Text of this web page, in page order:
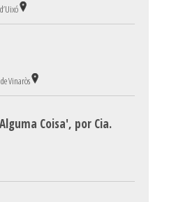
Vinaròs
Coisa', por Cia.